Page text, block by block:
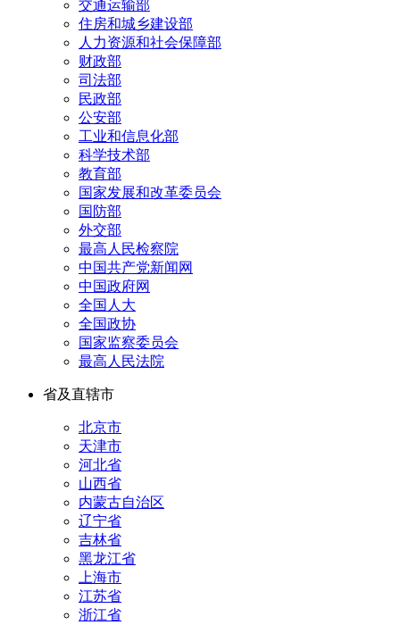
交通运输部
住房和城乡建设部
人力资源和社会保障部
财政部
司法部
民政部
公安部
工业和信息化部
科学技术部
教育部
国家发展和改革委员会
国防部
外交部
最高人民检察院
中国共产党新闻网
中国政府网
全国人大
全国政协
国家监察委员会
最高人民法院
省及直辖市
北京市
天津市
河北省
山西省
内蒙古自治区
辽宁省
吉林省
黑龙江省
上海市
江苏省
浙江省